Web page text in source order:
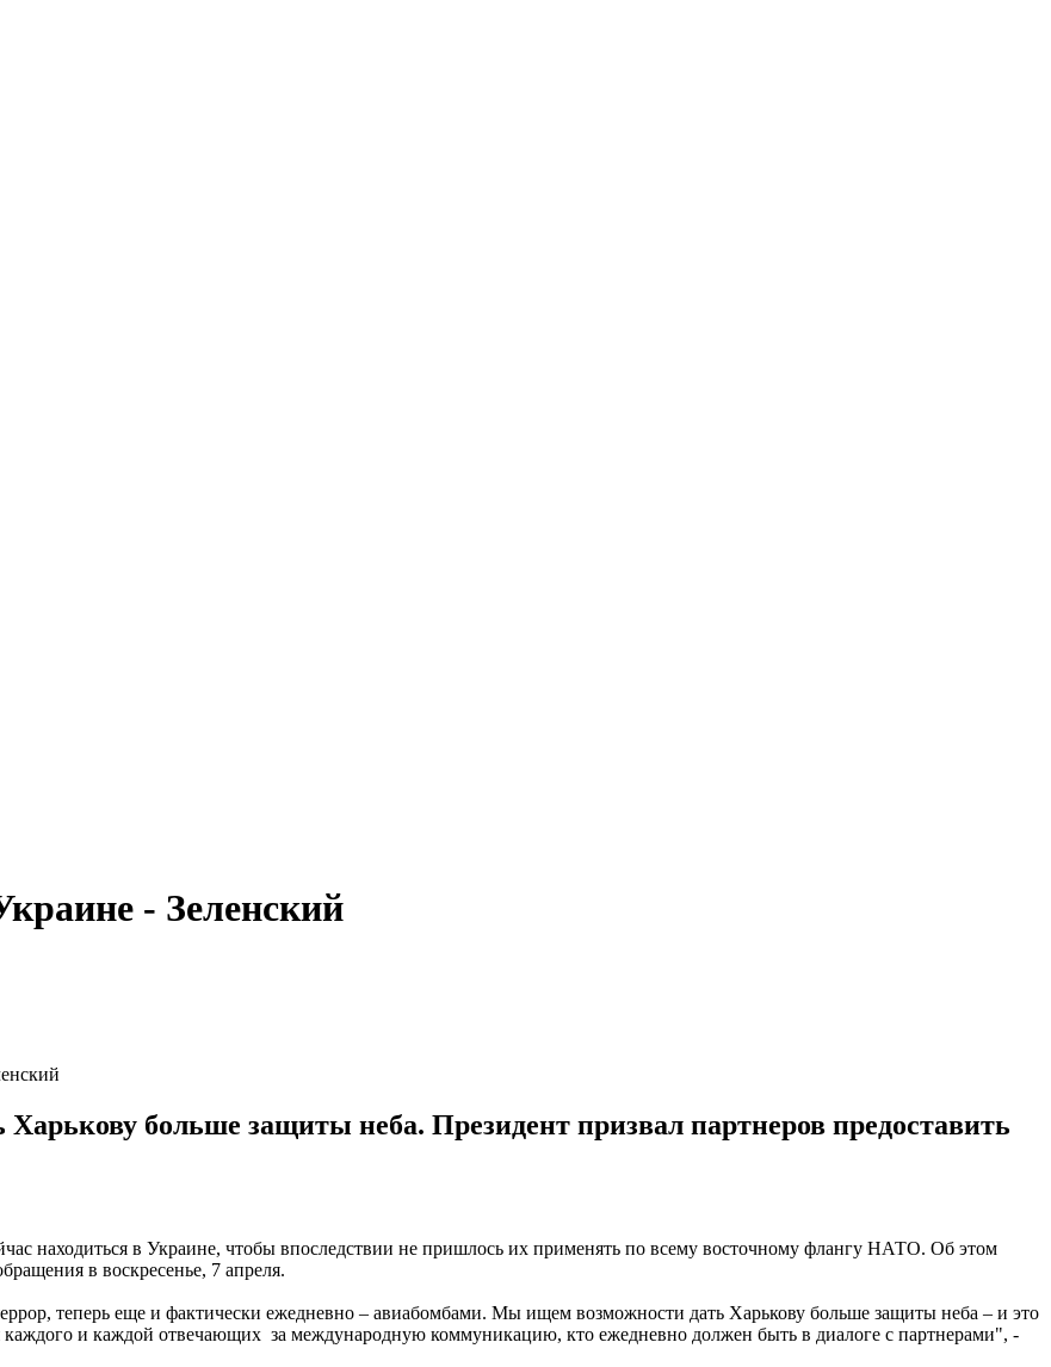
- Зеленский
больше защиты неба. Президент призвал партнеров предоставить
находиться в Украине, чтобы впоследствии не пришлось их применять по всему восточному флангу НАТО. Об этом
в воскресенье, 7 апреля.
теперь еще и фактически ежедневно – авиабомбами. Мы ищем возможности дать Харькову больше защиты неба – и это
каждого и каждой отвечающих за международную коммуникацию, кто ежедневно должен быть в диалоге с партнерами", -